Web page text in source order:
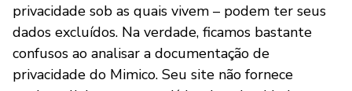
privacidade sob as quais vivem – podem ter seus
dados excluídos. Na verdade, ficamos bastante
confusos ao analisar a documentação de
privacidade do Mimico. Seu site não fornece